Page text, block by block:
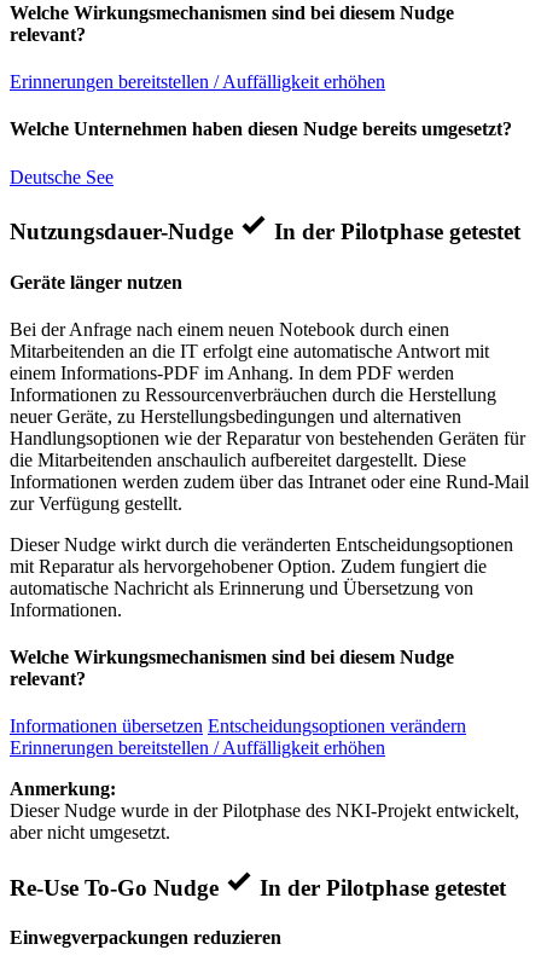
Welche Wirkungsmechanismen sind bei diesem Nudge
relevant?
Erinnerungen bereitstellen / Auffälligkeit erhöhen
Welche Unternehmen haben diesen Nudge bereits umgesetzt?
Deutsche See
Nutzungsdauer-Nudge In der Pilotphase getestet
Geräte länger nutzen
Bei der Anfrage nach einem neuen Notebook durch einen
Mitarbeitenden an die IT erfolgt eine automatische Antwort mit
einem Informations-PDF im Anhang. In dem PDF werden
Informationen zu Ressourcenverbräuchen durch die Herstellung
neuer Geräte, zu Herstellungsbedingungen und alternativen
Handlungsoptionen wie der Reparatur von bestehenden Geräten für
die Mitarbeitenden anschaulich aufbereitet dargestellt. Diese
Informationen werden zudem über das Intranet oder eine Rund-Mail
zur Verfügung gestellt.
Dieser Nudge wirkt durch die veränderten Entscheidungsoptionen
mit Reparatur als hervorgehobener Option. Zudem fungiert die
automatische Nachricht als Erinnerung und Übersetzung von
Informationen.
Welche Wirkungsmechanismen sind bei diesem Nudge
relevant?
Informationen übersetzen Entscheidungsoptionen verändern
Erinnerungen bereitstellen / Auffälligkeit erhöhen
Anmerkung:
Dieser Nudge wurde in der Pilotphase des NKI-Projekt entwickelt,
aber nicht umgesetzt.
Re-Use To-Go Nudge In der Pilotphase getestet
Einwegverpackungen reduzieren